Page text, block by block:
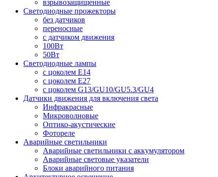
взрывозащищенные
Светодиодные прожекторы
без датчиков
переносные
с датчиком движения
100Вт
50Вт
Светодиодные лампы
с цоколем E14
с цоколем E27
с цоколем G13/GU10/GU5.3/GU4
Датчики движения для включения света
Инфракрасные
Микроволновые
Оптико-акустические
Фотореле
Аварийные светильники
Аварийные светильники с аккумулятором
Аварийные световые указатели
Блоки аварийного питания